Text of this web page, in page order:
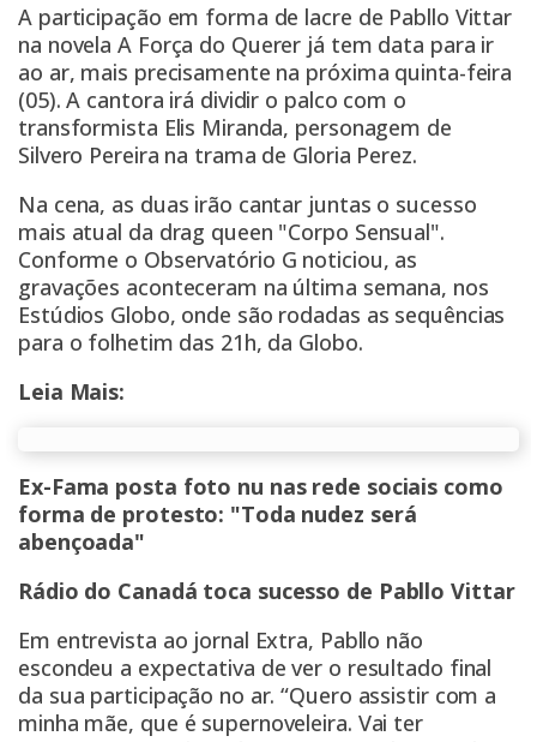
A participação em forma de lacre de Pabllo Vittar
na novela A Força do Querer já tem data para ir
ao ar, mais precisamente na próxima quinta-feira
(05). A cantora irá dividir o palco com o
transformista Elis Miranda, personagem de
Silvero Pereira na trama de Gloria Perez.
Na cena, as duas irão cantar juntas o sucesso
mais atual da drag queen "Corpo Sensual".
Conforme o Observatório G noticiou, as
gravações aconteceram na última semana, nos
Estúdios Globo, onde são rodadas as sequências
para o folhetim das 21h, da Globo.
Leia Mais:
Ex-Fama posta foto nu nas rede sociais como
forma de protesto: "Toda nudez será
abençoada"
Rádio do Canadá toca sucesso de Pabllo Vittar
Em entrevista ao jornal Extra, Pabllo não
escondeu a expectativa de ver o resultado final
da sua participação no ar. “Quero assistir com a
minha mãe, que é supernoveleira. Vai ter